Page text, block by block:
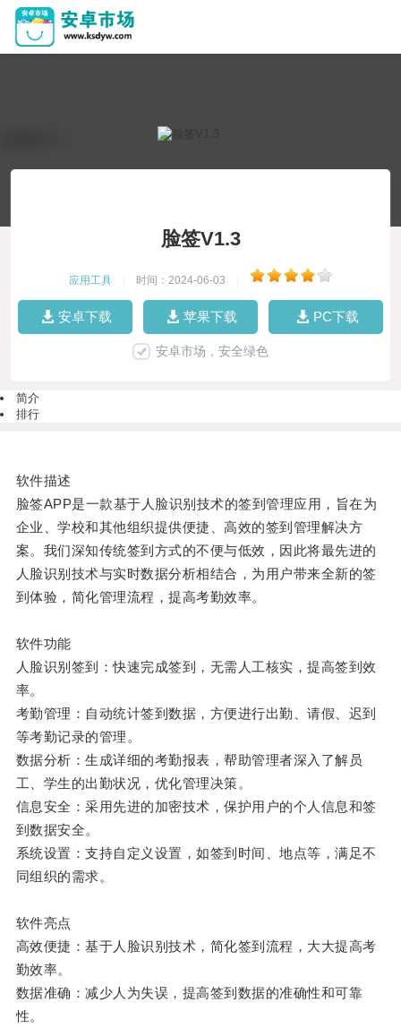
脸签V1.3
应用工具 时间：2024-06-03
安卓下载 苹果下载 PC下载
安卓市场，安全绿色
简介
排行
软件描述
脸签APP是一款基于人脸识别技术的签到管理应用，旨在为
企业、学校和其他组织提供便捷、高效的签到管理解决方
案。我们深知传统签到方式的不便与低效，因此将最先进的
人脸识别技术与实时数据分析相结合，为用户带来全新的签
到体验，简化管理流程，提高考勤效率。
软件功能
人脸识别签到：快速完成签到，无需人工核实，提高签到效
率。
考勤管理：自动统计签到数据，方便进行出勤、请假、迟到
等考勤记录的管理。
数据分析：生成详细的考勤报表，帮助管理者深入了解员
工、学生的出勤状况，优化管理决策。
信息安全：采用先进的加密技术，保护用户的个人信息和签
到数据安全。
系统设置：支持自定义设置，如签到时间、地点等，满足不
同组织的需求。
软件亮点
高效便捷：基于人脸识别技术，简化签到流程，大大提高考
勤效率。
数据准确：减少人为失误，提高签到数据的准确性和可靠
性。